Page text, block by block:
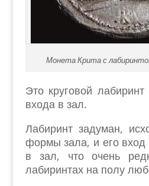
Монета Крита с
Это круговой
входа в зал.
Лабиринт задуман,
формы зала, и его
в зал, что очень
лабиринтах на полу